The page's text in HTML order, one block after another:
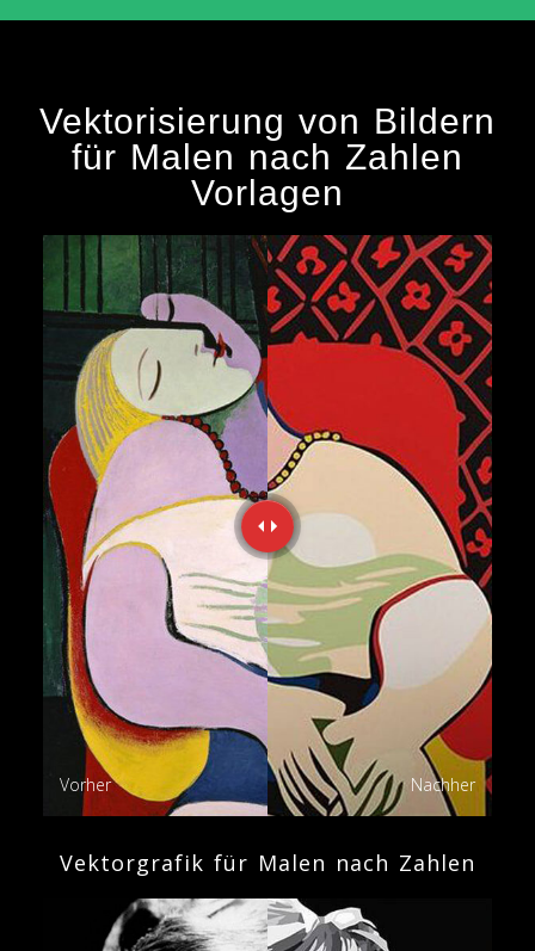
Vektorisierung von Bildern
für Malen nach Zahlen
Vorlagen
Nachher
Vorher
Vektorgrafik für Malen nach Zahlen